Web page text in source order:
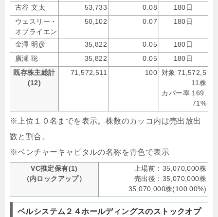
古谷 文太
53,733 0.08
180日
ウェスリー・
オブライエン
50,102 0.07 180日
金澤 明彦 35,822 0.05
180日
廣瀬 聡
35,822 0.05
180日
既存株主総計
(12)
71,572,511 100 対象 71,572,5
11株
カバー率 169.
71%
※上位１０名までを表示。株数のカッコ内は売出放出
数と割合。
※ベンチャーキャピタルの名称を青色で表示
VC推定保有(1)
（内ロックアップ）
上場前：35,070,000株
売出後：35,070,000株
35,070,000株(100.00%)
ベルシステム２４ホールディングスのストックオプ